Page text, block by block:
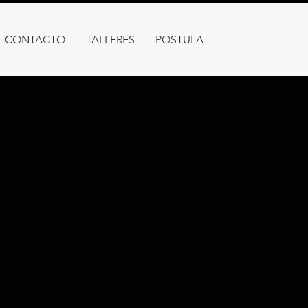
CONTACTO TALLERES POSTULA